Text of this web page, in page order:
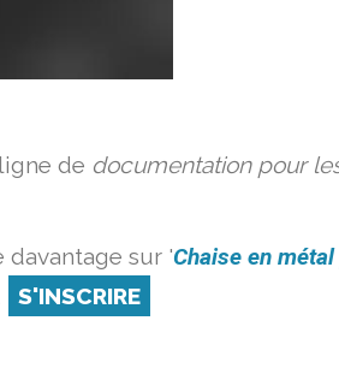
de documentation pour
davantage sur 'Chaise en métal
S'INSCRIRE